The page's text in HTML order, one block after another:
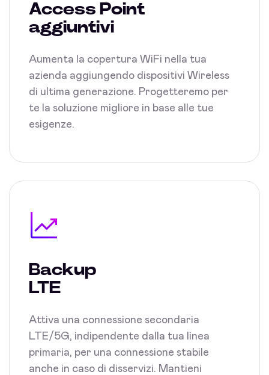
Access Point
aggiuntivi
Aumenta la copertura WiFi nella tua
azienda aggiungendo dispositivi Wireless
di ultima generazione. Progetteremo per
te la soluzione migliore in base alle tue
esigenze.
Backup
LTE
Attiva una connessione secondaria
LTE/5G, indipendente dalla tua linea
primaria, per una connessione stabile
anche in caso di disservizi. Mantieni